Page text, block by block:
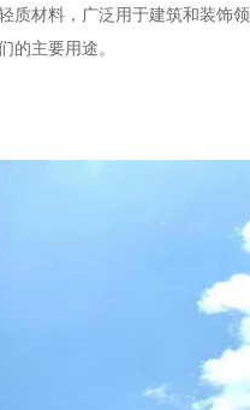
质材料，广泛用于建筑和装饰领
的主要用途。